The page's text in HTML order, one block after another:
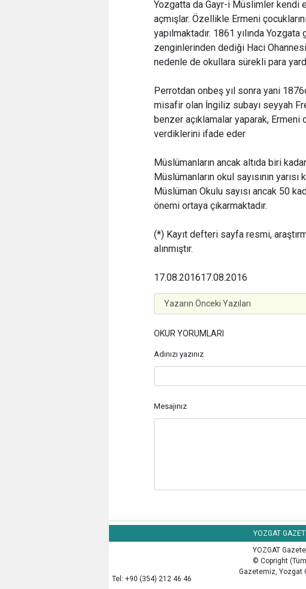
Yozgatta da Gayr-i Müslimler kendi
açmışlar. Özellikle Ermeni
yapılmaktadır. 1861 yılında
zenginlerinden dediği Haci
nedenle de okullara sürekli para
Perrotdan onbeş yıl sonra yani
misafir olan İngiliz subayı seyyah
benzer açıklamalar yaparak, Ermeni
verdiklerini ifade eder
Müslümanların ancak altıda biri
Müslümanların okul sayısının
Müslüman Okulu sayısı ancak 50
önemi ortaya çıkarmaktadır.
(*) Kayıt defteri sayfa resmi,
alınmıştır.
17.08.2016
17.08.2016
OKUR YORUMLARI
Adınızı yazınız
Mesajınız
YOZGAT
Tel: +90 (354) 212 46 46
YOZGAT
© Copright
Gazetemiz, Yozgat